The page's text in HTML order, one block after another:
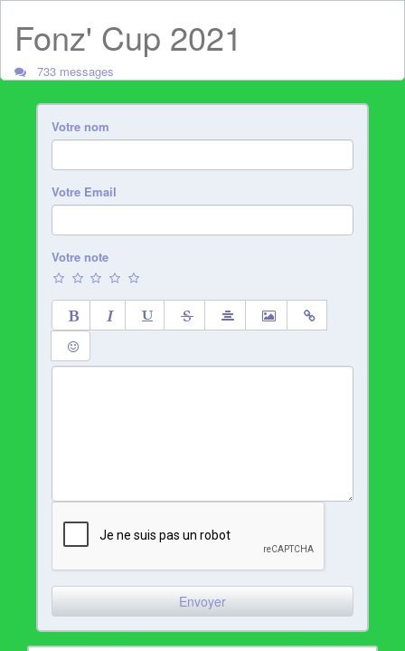
Fonz' Cup 2021
733 messages
Votre nom
Votre Email
Votre note